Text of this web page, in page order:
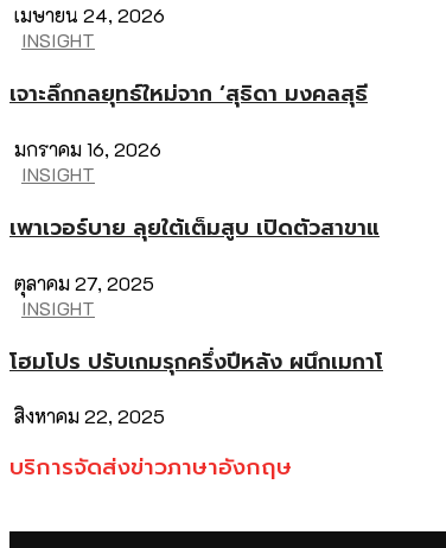
เมษายน 24, 2026
INSIGHT
เจาะลึกกลยุทธ์ใหม่จาก ‘สุธิดา มงคลสุธี
มกราคม 16, 2026
INSIGHT
เพาเวอร์บาย ลุยใต้เต็มสูบ เปิดตัวสาขาแ
ตุลาคม 27, 2025
INSIGHT
โฮมโปร ปรับเกมรุกครึ่งปีหลัง ผนึกเมกาโ
สิงหาคม 22, 2025
บริการจัดส่งข่าวภาษาอังกฤษ